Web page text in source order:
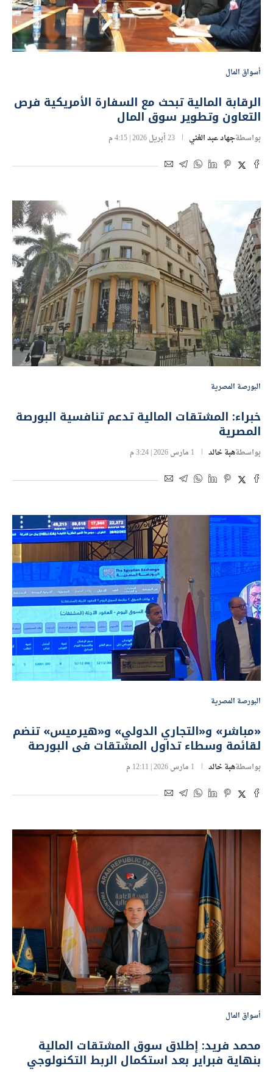
أسواق المال
الرقابة المالية تبحث مع السفارة الأمريكية فرص
التعاون وتطوير سوق المال
بواسطةجهاد عبد الغني 23 أبريل 2026 | 4:15 م
البورصة المصرية
خبراء: المشتقات المالية تدعم تنافسية البورصة
المصرية
بواسطةهبة خالد 1 مارس 2026 | 3:24 م
البورصة المصرية
«مباشر» و«التجاري الدولي» و«هيرميس» تنضم
لقائمة وسطاء تداول المشتقات فى البورصة
بواسطةهبة خالد 1 مارس 2026 | 12:11 م
أسواق المال
محمد فريد: إطلاق سوق المشتقات المالية
بنهاية فبراير بعد استكمال الربط التكنولوجي